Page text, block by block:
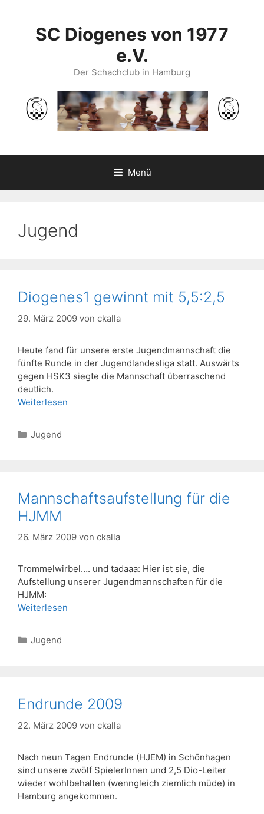
springenSC Diogenes von 1977
e.V.
Der Schachclub in Hamburg
Menü
Jugend
Diogenes1 gewinnt mit 5,5:2,5
29. März 2009 von ckalla
Heute fand für unsere erste Jugendmannschaft die
fünfte Runde in der Jugendlandesliga statt. Auswärts
gegen HSK3 siegte die Mannschaft überraschend
deutlich.
Weiterlesen
Kategorien
Jugend
Mannschaftsaufstellung für die
HJMM
26. März 2009 von ckalla
Trommelwirbel…. und tadaaa: Hier ist sie, die
Aufstellung unserer Jugendmannschaften für die
HJMM:
Weiterlesen
Kategorien
Jugend
Endrunde 2009
22. März 2009 von ckalla
Nach neun Tagen Endrunde (HJEM) in Schönhagen
sind unsere zwölf SpielerInnen und 2,5 Dio-Leiter
wieder wohlbehalten (wenngleich ziemlich müde) in
Hamburg angekommen.